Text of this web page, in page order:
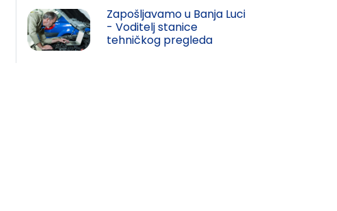
Zapošljavamo u Banja Luci
- Voditelj stanice
tehničkog pregleda